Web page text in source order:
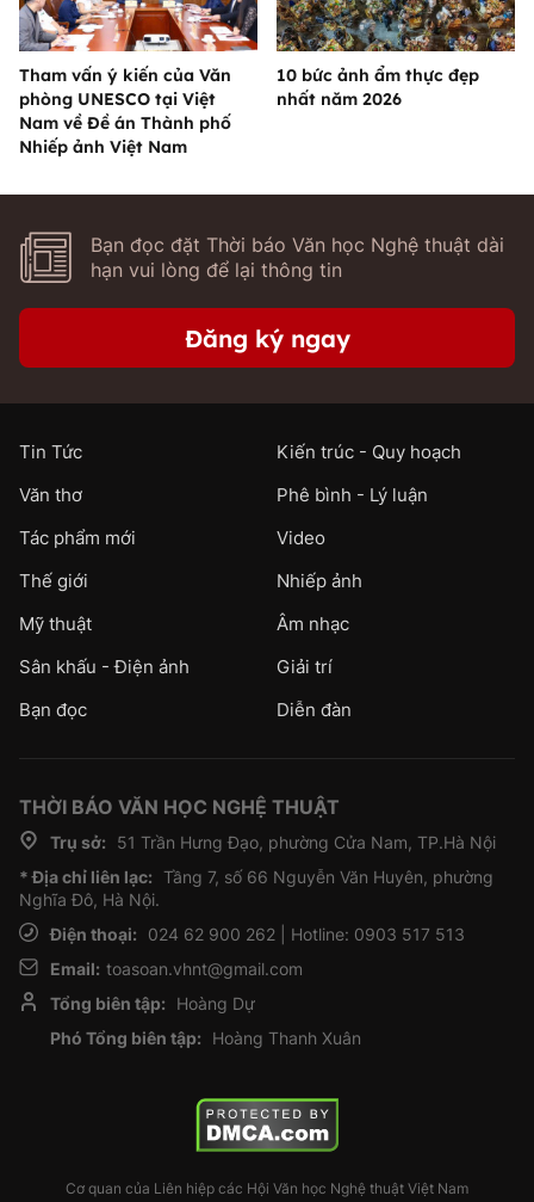
Tham vấn ý kiến của Văn
phòng UNESCO tại Việt
Nam về Đề án Thành phố
Nhiếp ảnh Việt Nam
10 bức ảnh ẩm thực đẹp
nhất năm 2026
Bạn đọc đặt Thời báo Văn học Nghệ thuật dài
hạn vui lòng để lại thông tin
Đăng ký ngay
Tin Tức
Kiến trúc - Quy hoạch
Văn thơ
Phê bình - Lý luận
Tác phẩm mới
Video
Thế giới
Nhiếp ảnh
Mỹ thuật
Âm nhạc
Sân khấu - Điện ảnh
Giải trí
Bạn đọc
Diễn đàn
THỜI BÁO VĂN HỌC NGHỆ THUẬT
Trụ sở:
51 Trần Hưng Đạo, phường Cửa Nam, TP.Hà Nội
* Địa chỉ liên lạc: Tầng 7, số 66 Nguyễn Văn Huyên, phường
Nghĩa Đô, Hà Nội.
Điện thoại:
024 62 900 262 | Hotline: 0903 517 513
Email: toasoan.vhnt@gmail.com
Tổng biên tập:
Hoàng Dự
Phó Tổng biên tập:
Hoàng Thanh Xuân
Cơ quan của Liên hiệp các Hội Văn học Nghệ thuật Việt Nam